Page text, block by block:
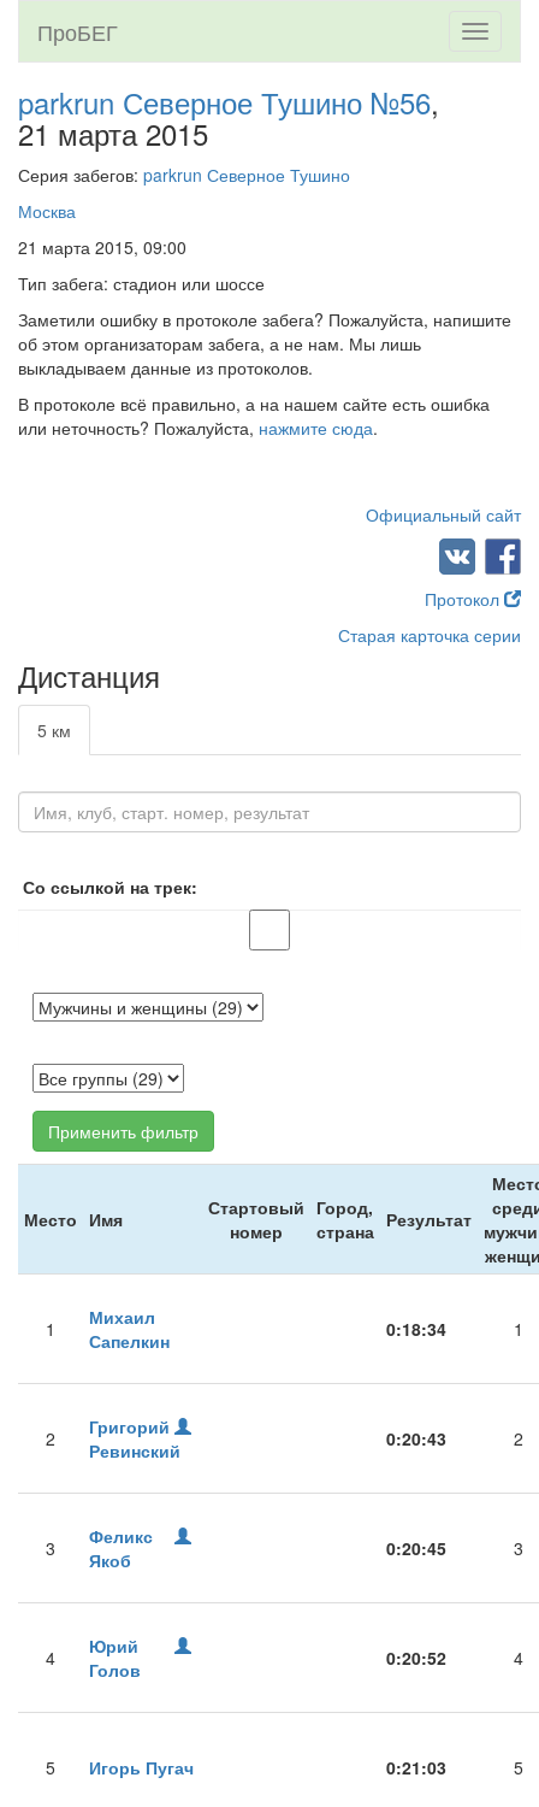
Toggle
ПроБЕГ
parkrun Северное Тушино №56,
21 марта 2015
Серия забегов: parkrun Северное Тушино
Москва
21 марта 2015, 09:00
Тип забега: стадион или шоссе
Заметили ошибку в протоколе забега? Пожалуйста, напишите
об этом организаторам забега, а не нам. Мы лишь
выкладываем данные из протоколов.
В протоколе всё правильно, а на нашем сайте есть ошибка
или неточность? Пожалуйста, нажмите сюда.
Официальный сайт
Протокол
Старая карточка серии
Дистанция
5 км
Со ссылкой на трек:
Применить фильтр
Место Имя
Стартовый
номер
Город,
страна Результат
1
Михаил
Сапелкин
0:18:34 1
2
Григорий
Ревинский
0:20:43 2
3
Феликс
Якоб
0:20:45 3
4
Юрий
Голов
0:20:52 4
5 Игорь Пугач 0:21:03 5